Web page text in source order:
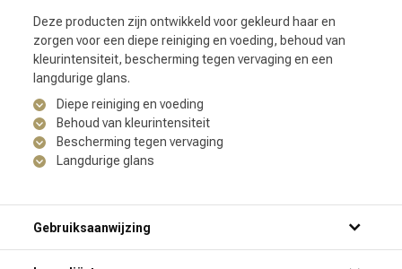
Deze producten zijn ontwikkeld voor gekleurd haar en
zorgen voor een diepe reiniging en voeding, behoud van
kleurintensiteit, bescherming tegen vervaging en een
langdurige glans.
Diepe reiniging en voeding
Behoud van kleurintensiteit
Bescherming tegen vervaging
Langdurige glans
Gebruiksaanwijzing